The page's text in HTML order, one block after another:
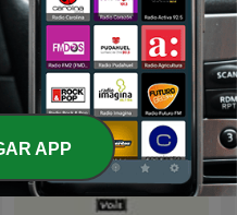
Dj candela Metiendo
fuego
de Finanzas
APP